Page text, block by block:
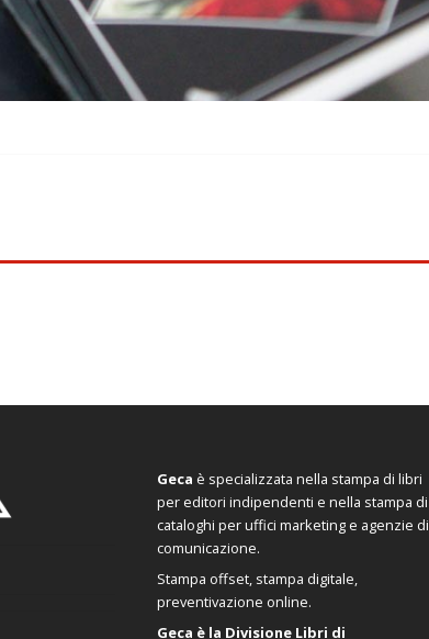
Geca è specializzata nella stampa di libri
per editori indipendenti e nella stampa di
cataloghi per uffici marketing e agenzie di
comunicazione.
Stampa offset, stampa digitale,
preventivazione online.
Geca è la Divisione Libri di